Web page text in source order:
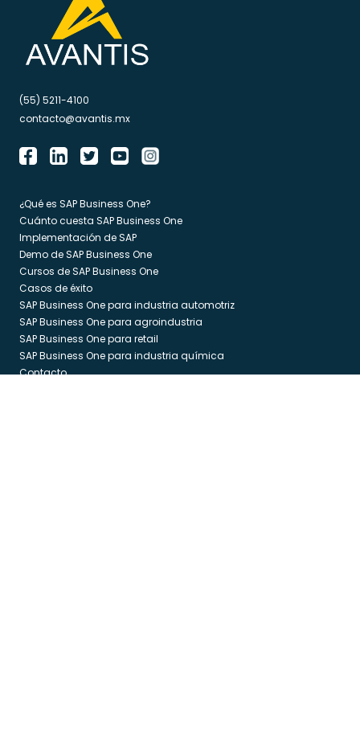
(55) 5211-4100
contacto@avantis.mx
¿Qué es SAP Business One?
Cuánto cuesta SAP Business One
Implementación de SAP
Demo de SAP Business One
Cursos de SAP Business One
Casos de éxito
SAP Business One para industria automotriz
SAP Business One para agroindustria
SAP Business One para retail
SAP Business One para industria química
Contacto